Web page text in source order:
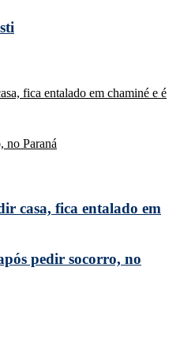
casa, fica entalado em
pedir socorro, no